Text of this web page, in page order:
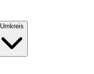
Umkreis